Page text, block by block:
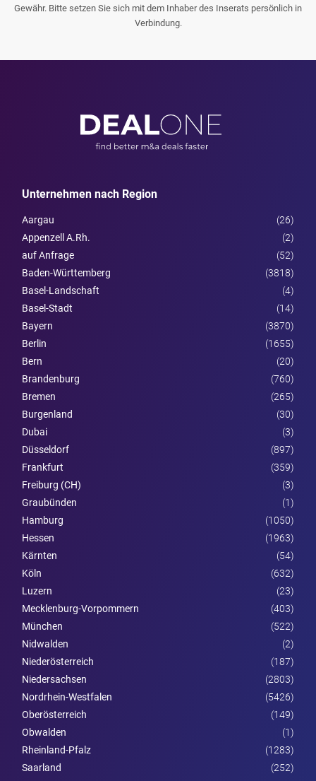
Gewähr. Bitte setzen Sie sich mit dem Inhaber des Inserats persönlich in
Verbindung.
Unternehmen nach Region
Aargau
(26)
Appenzell A.Rh.
(2)
auf Anfrage
(52)
Baden-Württemberg
(3818)
Basel-Landschaft
(4)
Basel-Stadt
(14)
Bayern
(3870)
Berlin
(1655)
Bern
(20)
Brandenburg
(760)
Bremen
(265)
Burgen­land
(30)
Dubai
(3)
Düsseldorf
(897)
Frankfurt
(359)
Freiburg (CH)
(3)
Graubünden
(1)
Hamburg
(1050)
Hessen
(1963)
Kärnten
(54)
Köln
(632)
Luzern
(23)
Mecklenburg-Vorpommern
(403)
München
(522)
Nidwalden
(2)
Nieder­österreich
(187)
Niedersachsen
(2803)
Nordrhein-Westfalen
(5426)
Ober­österreich
(149)
Obwalden
(1)
Rheinland-Pfalz
(1283)
Saarland
(252)